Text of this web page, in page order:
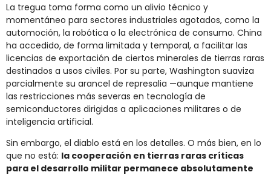
La tregua toma forma como un alivio técnico y
momentáneo para sectores industriales agotados, como la
automoción, la robótica o la electrónica de consumo. China
ha accedido, de forma limitada y temporal, a facilitar las
licencias de exportación de ciertos minerales de tierras raras
destinados a usos civiles. Por su parte, Washington suaviza
parcialmente su arancel de represalia —aunque mantiene
las restricciones más severas en tecnología de
semiconductores dirigidas a aplicaciones militares o de
inteligencia artificial.
Sin embargo, el diablo está en los detalles. O más bien, en lo
que no está: la cooperación en tierras raras críticas
para el desarrollo militar permanece absolutamente